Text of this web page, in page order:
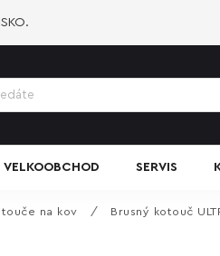
VELKOOBCHOD SERVIS
na kov / Brusný kotouč